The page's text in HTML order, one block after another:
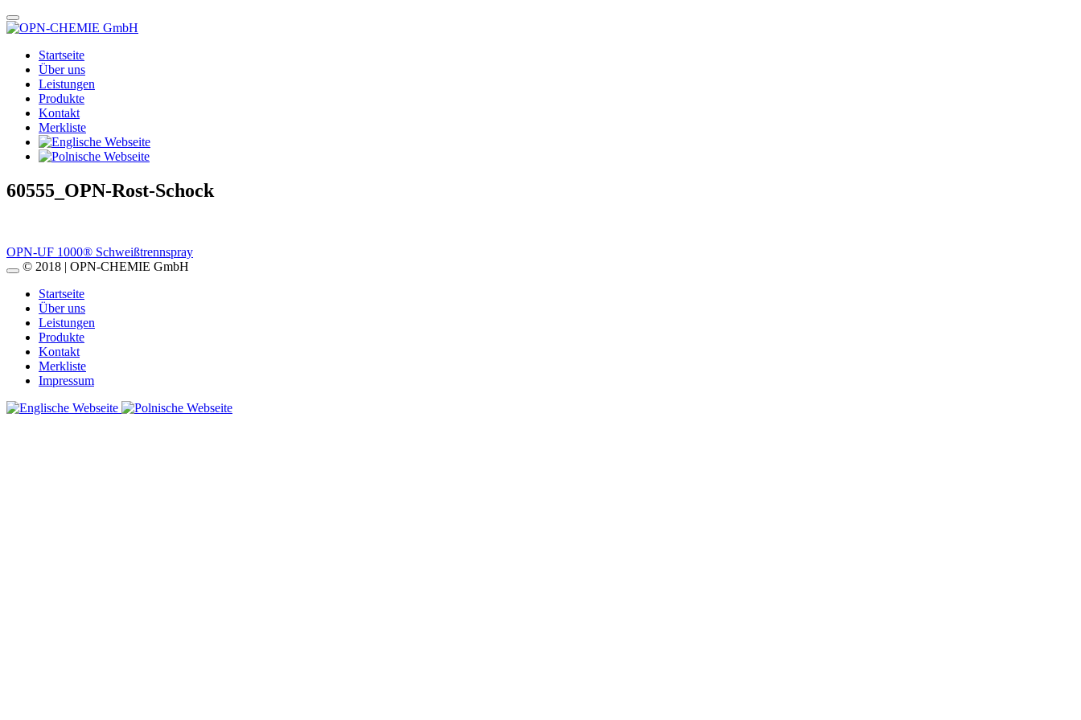
Startseite
Über uns
Leistungen
Produkte
Kontakt
Merkliste
60555_OPN-Rost-Schock
Beitragsnavigation
OPN-UF 1000® Schweißtrennspray
© 2018 | OPN-CHEMIE GmbH
Startseite
Über uns
Leistungen
Produkte
Kontakt
Merkliste
Impressum